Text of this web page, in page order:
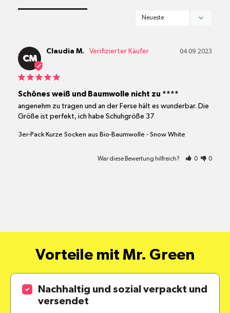
CM
04.09.2023
Claudia M.
Schönes weiß und Baumwolle nicht zu ****
angenehm zu tragen und an der Ferse hält es wunderbar. Die
Größe ist perfekt, ich habe Schuhgröße 37
3er-Pack Kurze Socken aus Bio-Baumwolle - Snow White
War diese Bewertung hilfreich? 0 0
Vorteile mit Mr. Green
Nachhaltig und sozial verpackt und
versendet